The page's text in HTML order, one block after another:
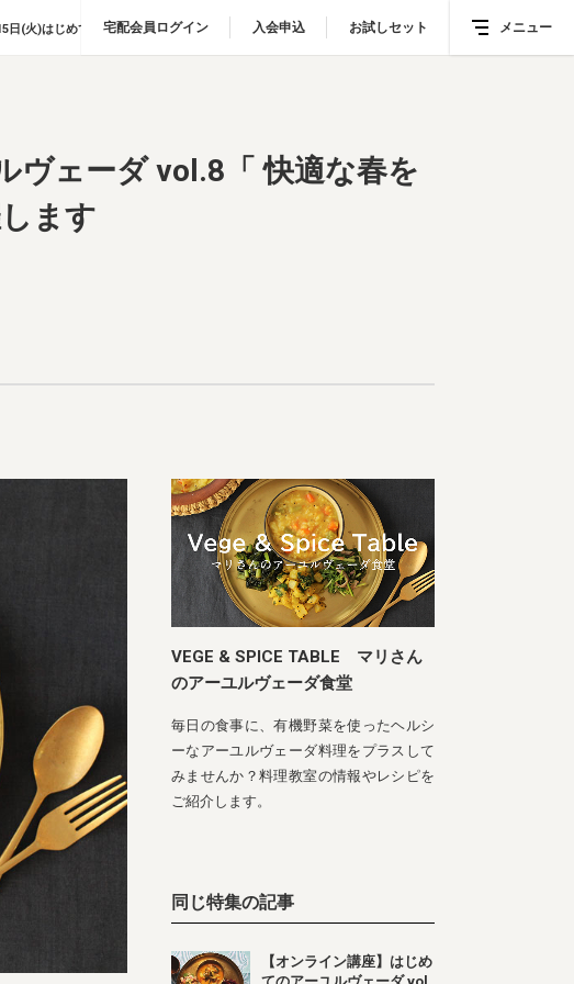
宅配会員ログイン 入会申込 お試しセット メニュー
宅配会員ログイン 入会申込 お試しセット メニュー
日(火)はじめてのアーユルヴェーダ vol.8「 快適な春を迎えるための晩冬の過ごし方」を開催します
ヴェーダ vol.8「 快適な春を
ます
VEGE & SPICE TABLE マリさん
のアーユルヴェーダ食堂
毎日の食事に、有機野菜を使ったヘルシ
ーなアーユルヴェーダ料理をプラスして
みませんか？料理教室の情報やレシピを
ご紹介します。
同じ特集の記事
【オンライン講座】はじめ